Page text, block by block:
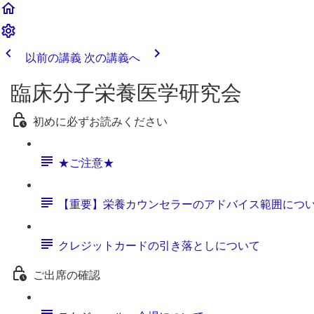
以前の講義 次の講義へ
臨床分子栄養医学研究会
初めに必ずお読みください
★ご注意★
【重要】栄養カウンセラーのアドバイス範囲につ
クレジットカードの引き落としについて
ご出席の確認